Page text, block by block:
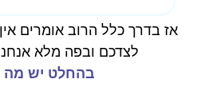
אז בדרך כלל הרוב אומרים
לצדכם ובפה מלא אנחנו
בהחלט יש מה